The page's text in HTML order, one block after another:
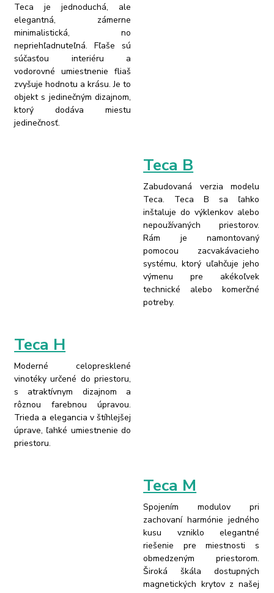
Teca je jednoduchá, ale
elegantná, zámerne
minimalistická, no
nepriehľadnuteľná. Fľaše sú
súčasťou interiéru a
vodorovné umiestnenie fliaš
zvyšuje hodnotu a krásu. Je to
objekt s jedinečným dizajnom,
ktorý dodáva miestu
jedinečnosť.
Teca B
Zabudovaná verzia modelu
Teca. Teca B sa ľahko
inštaluje do výklenkov alebo
nepoužívaných priestorov.
Rám je namontovaný
pomocou zacvakávacieho
systému, ktorý uľahčuje jeho
výmenu pre akékoľvek
technické alebo komerčné
potreby.
Teca H
Moderné celopresklené
vinotéky určené do priestoru,
s atraktívnym dizajnom a
rôznou farebnou úpravou.
Trieda a elegancia v štíhlejšej
úprave, ľahké umiestnenie do
priestoru.
Teca M
Spojením modulov pri
zachovaní harmónie jedného
kusu vzniklo elegantné
riešenie pre miestnosti s
obmedzeným priestorom.
Široká škála dostupných
magnetických krytov z našej